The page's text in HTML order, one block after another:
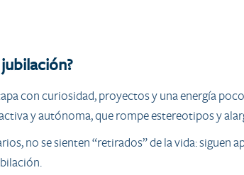
con curiosidad, proyectos y una energía
y autónoma, que rompe estereotipos y
no se sienten “retirados” de la vida: siguen